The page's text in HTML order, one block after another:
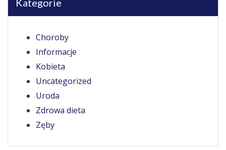
Kategorie
Choroby
Informacje
Kobieta
Uncategorized
Uroda
Zdrowa dieta
Zęby